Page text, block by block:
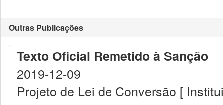
Outras Publicações
Texto Oficial Remetido à Sanção
2019-12-09
Projeto de Lei de Conversão [